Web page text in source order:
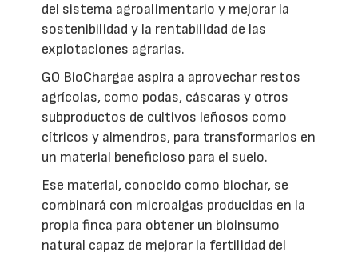
del sistema agroalimentario y mejorar la
sostenibilidad y la rentabilidad de las
explotaciones agrarias.
GO BioChargae aspira a aprovechar restos
agrícolas, como podas, cáscaras y otros
subproductos de cultivos leñosos como
cítricos y almendros, para transformarlos en
un material beneficioso para el suelo.
Ese material, conocido como biochar, se
combinará con microalgas producidas en la
propia finca para obtener un bioinsumo
natural capaz de mejorar la fertilidad del